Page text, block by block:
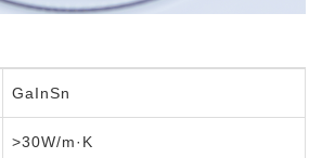
GaInSn
>30W/m·K